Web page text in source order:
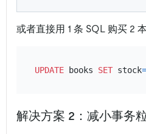
或者直接用 1 条 SQL 购买 2
UPDATE books SET stock=
解决方案 2：减小事务